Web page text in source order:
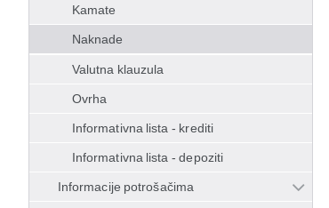
Kamate
Naknade
Valutna klauzula
Ovrha
Informativna lista - krediti
Informativna lista - depoziti
Informacije potrošačima